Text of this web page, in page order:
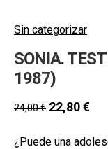
Sin categorizar
SONIA.
1987)
24,00€ 22,80€
¿Puede una